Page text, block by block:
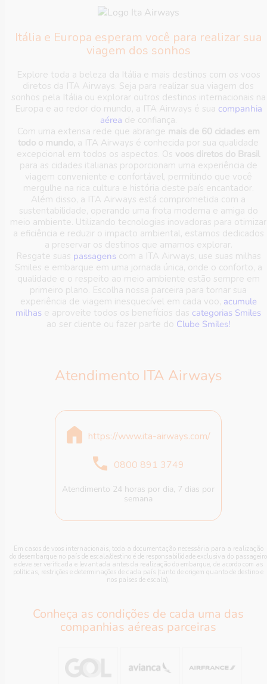
Itália e Europa esperam você para realizar sua
viagem dos sonhos
Explore toda a beleza da Itália e mais destinos com os voos
diretos da ITA Airways. Seja para realizar sua viagem dos
sonhos pela Itália ou explorar outros destinos internacionais na
Europa e ao redor do mundo, a ITA Airways é sua companhia
aérea de confiança.
Com uma extensa rede que abrange mais de 60 cidades em
todo o mundo, a ITA Airways é conhecida por sua qualidade
excepcional em todos os aspectos. Os voos diretos do Brasil
para as cidades italianas proporcionam uma experiência de
viagem conveniente e confortável, permitindo que você
mergulhe na rica cultura e história deste país encantador.
Além disso, a ITA Airways está comprometida com a
sustentabilidade, operando uma frota moderna e amiga do
meio ambiente. Utilizando tecnologias inovadoras para otimizar
a eficiência e reduzir o impacto ambiental, estamos dedicados
a preservar os destinos que amamos explorar.
Resgate suas passagenscom a ITA Airways, use suas milhas
Smiles e embarque em uma jornada única, onde o conforto, a
qualidade e o respeito ao meio ambiente estão sempre em
primeiro plano. Escolha nossa parceira para tornar sua
experiência de viagem inesquecível em cada voo, acumule
milhas e aproveite todos os benefícios das categorias Smiles
ao ser cliente ou fazer parte do Clube Smiles!
Atendimento ITA Airways
https://www.ita-airways.com/
0800 891 3749
Atendimento 24 horas por dia, 7 dias por
semana
Em casos de voos internacionais, toda a documentação necessária para a realização
do desembarque no país de escala/destino é de responsabilidade exclusiva do passageiro
e deve ser verificada e levantada antes da realização do embarque, de acordo com as
políticas, restrições e determinações de cada país (tanto de origem quanto de destino e
nos países de escala).
Conheça as condições de cada uma das
companhias aéreas parceiras